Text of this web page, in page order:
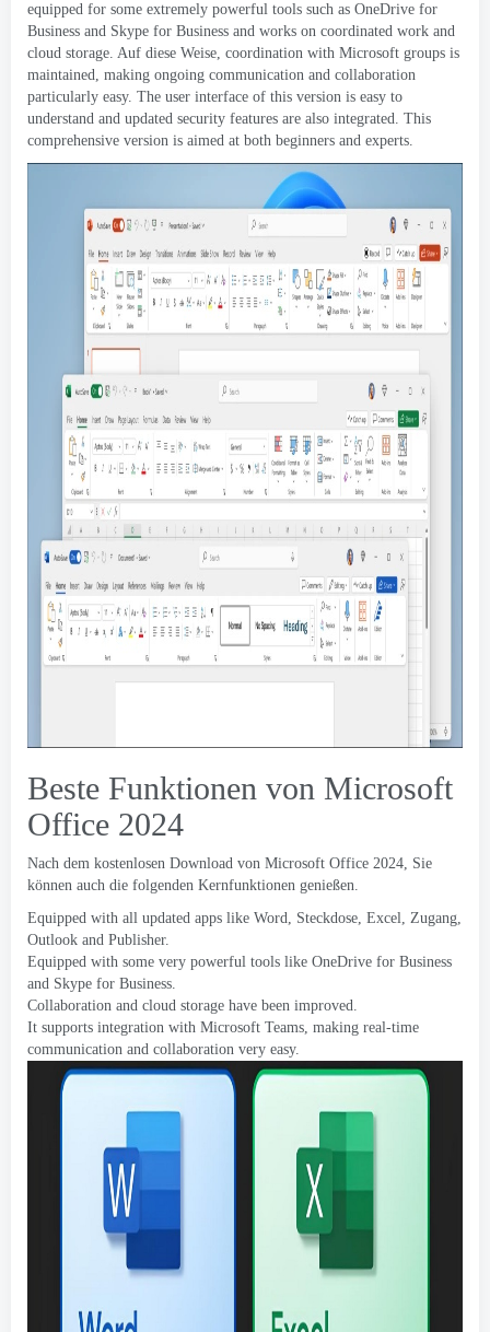
equipped for some extremely powerful tools such as OneDrive for
Business and Skype for Business and works on coordinated work and
cloud storage. Auf diese Weise, coordination with Microsoft groups is
maintained, making ongoing communication and collaboration
particularly easy. The user interface of this version is easy to
understand and updated security features are also integrated. This
comprehensive version is aimed at both beginners and experts.
Beste Funktionen von Microsoft
Office 2024
Nach dem kostenlosen Download von Microsoft Office 2024, Sie
können auch die folgenden Kernfunktionen genießen.
Equipped with all updated apps like Word, Steckdose, Excel, Zugang,
Outlook and Publisher.
Equipped with some very powerful tools like OneDrive for Business
and Skype for Business.
Collaboration and cloud storage have been improved.
It supports integration with Microsoft Teams, making real-time
communication and collaboration very easy.